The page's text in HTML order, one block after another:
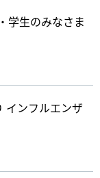
学生のみなさま
ンフルエンザ